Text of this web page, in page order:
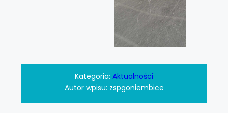
Kategoria: Aktualności
Autor wpisu: zspgoniembice